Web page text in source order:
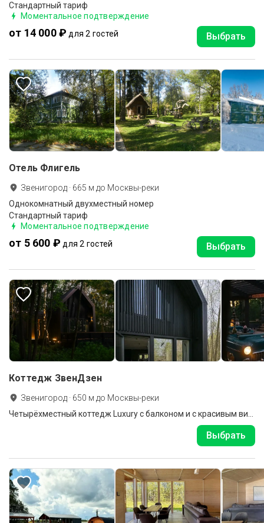
Стандартный тариф
Моментальное подтверждение
от 14 000 ₽ для 2 гостей Выбрать
Отель Флигель
Звенигород · 665 м до Москвы-реки
Однокомнатный двухместный номер
Стандартный тариф
Моментальное подтверждение
от 5 600 ₽ для 2 гостей Выбрать
Коттедж ЗвенДзен
Звенигород · 650 м до Москвы-реки
Выбрать